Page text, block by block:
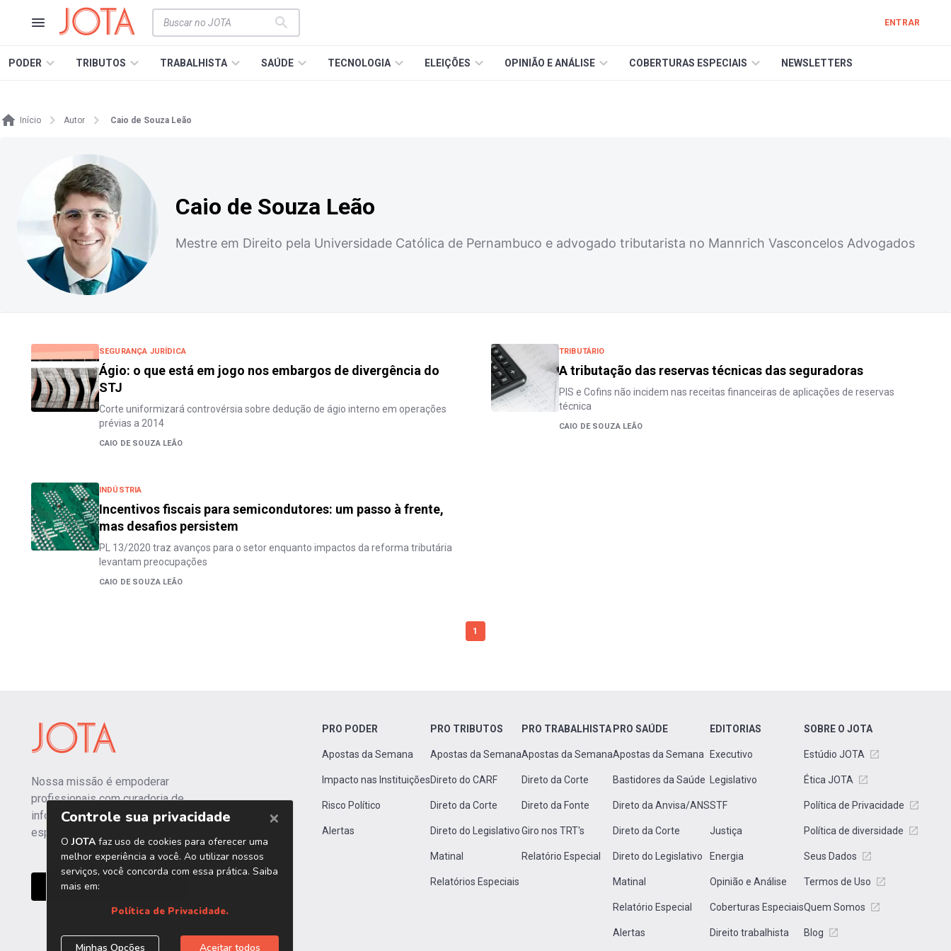
ENTRAR
PODER TRIBUTOS TRABALHISTA SAÚDE TECNOLOGIA ELEIÇÕES OPINIÃO E ANÁLISE COBERTURAS ESPECIAIS NEWSLETTERS
Início Autor Caio de Souza Leão
Caio de Souza Leão
Mestre em Direito pela Universidade Católica de Pernambuco e advogado tributarista no Mannrich Vasconcelos Advogados
SEGURANÇA JURÍDICA
Ágio: o que está em jogo nos embargos de divergência do
STJ
Corte uniformizará controvérsia sobre dedução de ágio interno em operações
prévias a 2014
CAIO DE SOUZA LEÃO
TRIBUTÁRIO
A tributação das reservas técnicas das seguradoras
PIS e Cofins não incidem nas receitas financeiras de aplicações de reservas
técnica
CAIO DE SOUZA LEÃO
INDÚSTRIA
Incentivos fiscais para semicondutores: um passo à frente,
mas desafios persistem
PL 13/2020 traz avanços para o setor enquanto impactos da reforma tributária
levantam preocupações
CAIO DE SOUZA LEÃO
1
Nossa missão é empoderar
profissionais com curadoria de
informações independentes e
especializadas.
CONHEÇA O JOTA PRO
PRO PODER
Apostas da Semana
Impacto nas Instituições
Risco Político
Alertas
PRO TRIBUTOS
Apostas da Semana
Direto do CARF
Direto da Corte
Direto do Legislativo
Matinal
Relatórios Especiais
PRO TRABALHISTA
Apostas da Semana
Direto da Corte
Direto da Fonte
Giro nos TRT's
Relatório Especial
PRO SAÚDE
Apostas da Semana
Bastidores da Saúde
Direto da Anvisa/ANS
Direto da Corte
Direto do Legislativo
Matinal
Relatório Especial
Alertas
EDITORIAS
Executivo
Legislativo
STF
Justiça
Energia
Opinião e Análise
Coberturas Especiais
Direito trabalhista
SOBRE O JOTA
Estúdio JOTA
Ética JOTA
Política de Privacidade
Política de diversidade
Seus Dados
Termos de Uso
Quem Somos
Blog